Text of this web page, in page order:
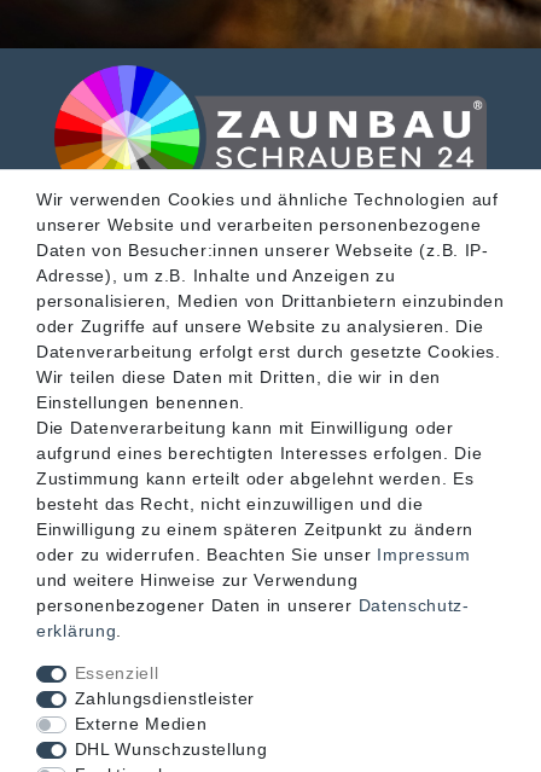
SERVICE
INFORMATIONEN
KONTAKT
Wir verwenden Cookies und ähnliche Technologien auf
unserer Website und verarbeiten personenbezogene
Daten von Besucher:innen unserer Webseite (z.B. IP-
Adresse), um z.B. Inhalte und Anzeigen zu
personalisieren, Medien von Drittanbietern einzubinden
oder Zugriffe auf unsere Website zu analysieren. Die
Datenverarbeitung erfolgt erst durch gesetzte Cookies.
Wir teilen diese Daten mit Dritten, die wir in den
Einstellungen benennen.
Die Datenverarbeitung kann mit Einwilligung oder
aufgrund eines berechtigten Interesses erfolgen. Die
Zustimmung kann erteilt oder abgelehnt werden. Es
besteht das Recht, nicht einzuwilligen und die
Einwilligung zu einem späteren Zeitpunkt zu ändern
oder zu widerrufen. Beachten Sie unser Impressum
und weitere Hinweise zur Verwendung
personenbezogener Daten in unserer Daten­schutz­
erklärung
Essenziell
Zahlungsdienstleister
Externe Medien
DHL Wunschzustellung